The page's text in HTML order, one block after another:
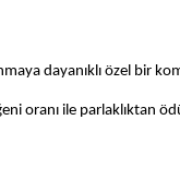
dayanıklı özel bir
ile parlaklıktan